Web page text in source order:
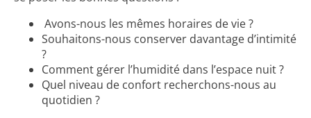
Avons-nous les mêmes horaires de vie ?
Souhaitons-nous conserver davantage d’intimité
?
Comment gérer l’humidité dans l’espace nuit ?
Quel niveau de confort recherchons-nous au
quotidien ?